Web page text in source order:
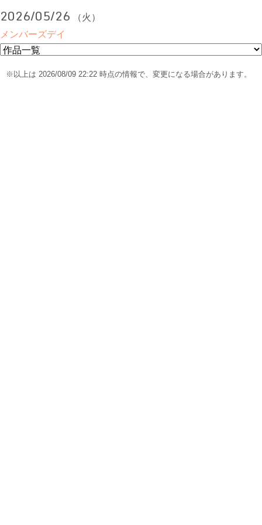
2026/05/26 （火）
メンバーズデイ
※以上は 2026/08/09 22:22 時点の情報で、変更になる場合があります。